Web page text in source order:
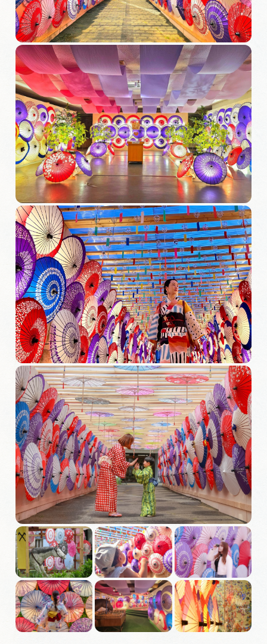
アクセス
インフォメーション
ぎふ旅レポーター記事
早わかり岐阜
買い物・お土産
体験予約サイト「ＶＩＳＩＴ岐阜県」
岐阜県アウトドア観光キャンペーン
岐阜県まるごと観光エリアガイド
岐阜県観光データベース
旅行会社・観光事業者の皆様へ
フォトライブラリー
動画ライブラリー
お問い合わせ
運営組織
広告掲載
サイトポリシー